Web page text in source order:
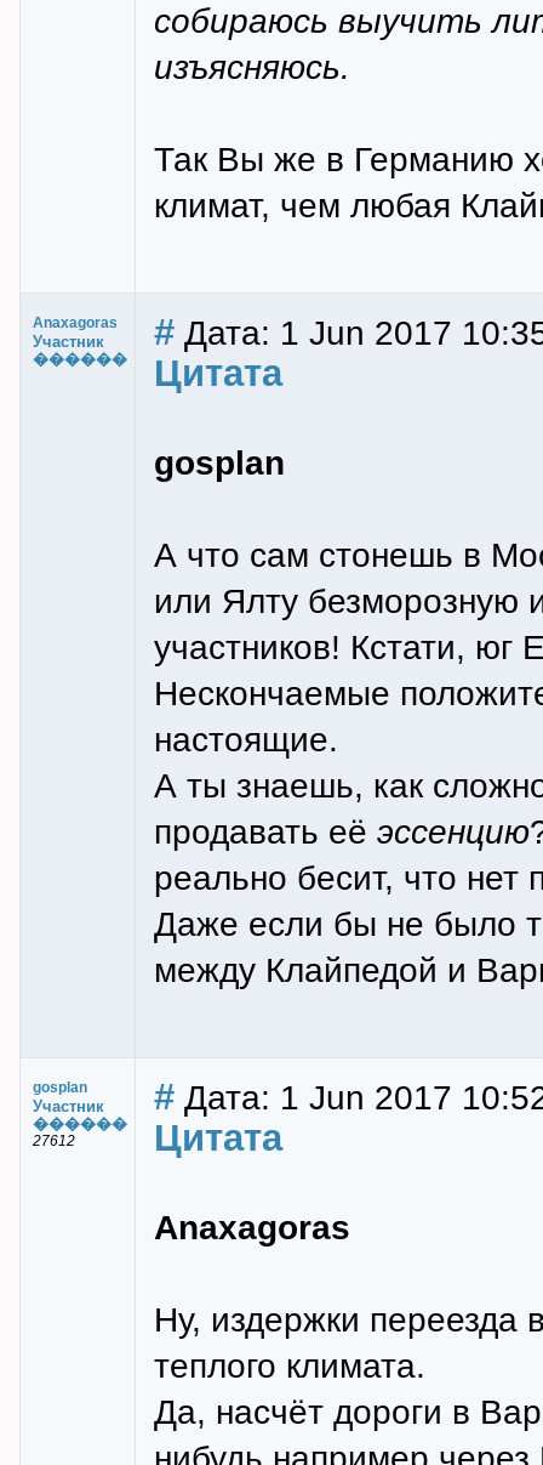
собираюсь выучить
изъясняюсь.
Так Вы же в Германию
климат, чем любая
Anaxagoras
Участник
������
# Дата: 1 Jun 2017
Цитата
gosplan
А что сам стонешь в
или Ялту безморозную
участников! Кстати, юг
Нескончаемые
настоящие.
А ты знаешь, как
продавать её эссенцию
реально бесит, что
Даже если бы не было
между Клайпедой и
gosplan
Участник
������
27612
# Дата: 1 Jun 2017
Цитата
Anaxagoras
Ну, издержки
теплого климата.
Да, насчёт дороги в